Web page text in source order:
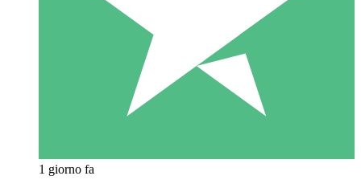
1 giorno fa